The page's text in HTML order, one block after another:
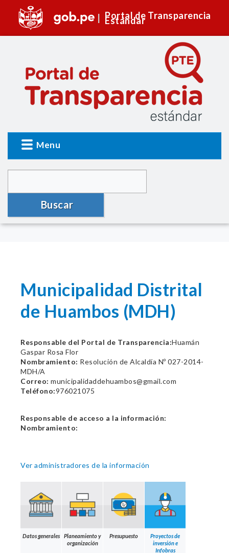
Portal de Transparencia
Estándar
Menu
Buscar
Municipalidad Distrital
de Huambos (MDH)
Responsable del Portal de Transparencia:Huamán
Gaspar Rosa Flor
Nombramiento: Resolución de Alcaldía Nº 027-2014-
MDH/A
Correo: municipalidaddehuambos@gmail.com
Teléfono:976021075
Responsable de acceso a la información:
Nombramiento:
Ver administradores de la información
Datos generales
Planeamiento y
organización
Presupuesto
Proyectos de
inversión e
Infobras